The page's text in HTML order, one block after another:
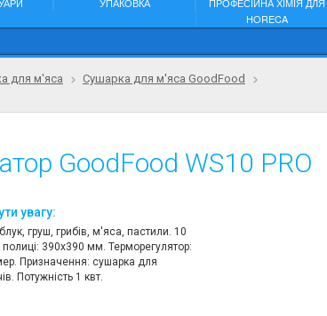
HORECA
для м'яса
Сушарка для м'яса GoodFood
GoodFood WS10 PRO
увагу:
груш, грибів, м'яса, пастили. 10
390х390 мм. Терморегулятор:
Призначення: сушарка для
Потужність 1 квт.